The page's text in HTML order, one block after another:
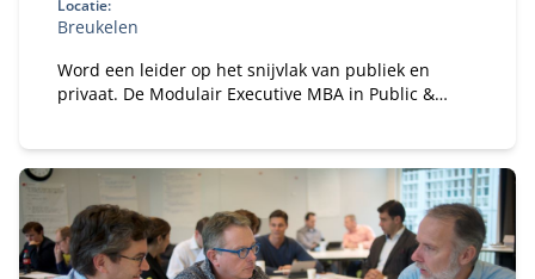
Locatie:
Breukelen
Word een leider op het snijvlak van publiek en
privaat. De Modulair Executive MBA in Public &